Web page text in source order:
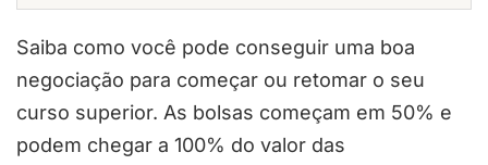
Saiba como você pode conseguir uma boa
negociação para começar ou retomar o seu
curso superior. As bolsas começam em 50% e
podem chegar a 100% do valor das